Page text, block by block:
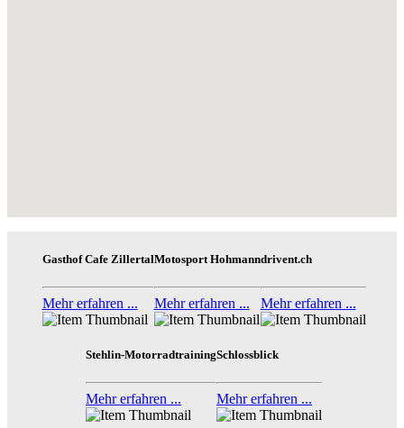
Gasthof Cafe Zillertal
Mehr erfahren ...
Motosport Hohmann
Mehr erfahren ...
drivent.ch
Mehr erfahren ...
Stehlin-Motorradtraining
Mehr erfahren ...
Schlossblick
Mehr erfahren ...